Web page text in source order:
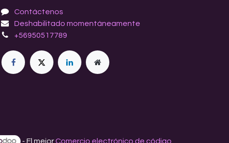
Contáctenos
Deshabilitado momentáneamente
+56950517789
- El mejorComercio electrónico de código